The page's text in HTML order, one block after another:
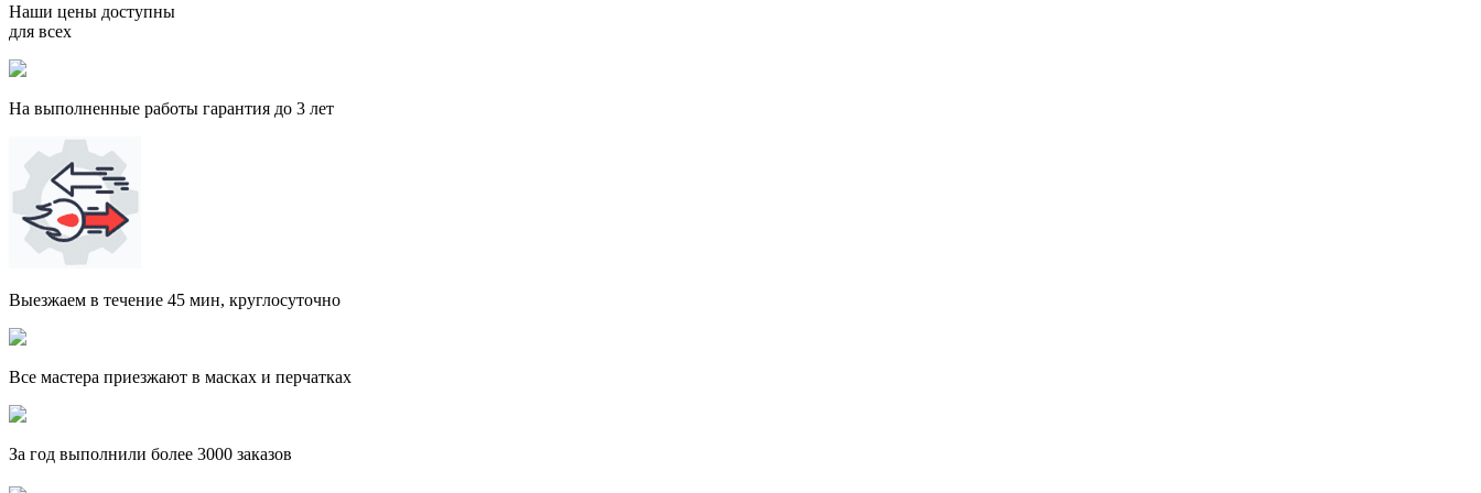
Наши цены доступны
для всех
На выполненные работы гарантия до 3 лет
Выезжаем в течение 45 мин, круглосуточно
Все мастера приезжают в масках и перчатках
За год выполнили более 3000 заказов